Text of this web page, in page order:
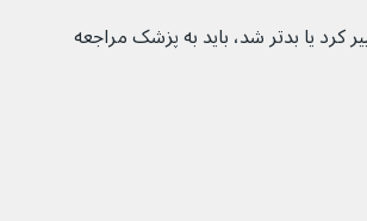
کرد یا بدتر شد، باید به پزشک مراجعه